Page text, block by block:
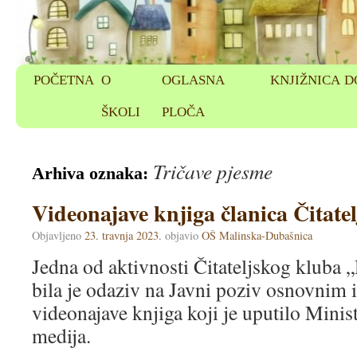
POČETNA O
ŠKOLI
OGLASNA
PLOČA
KNJIŽNICA
Arhiva oznaka: Tričave pjesme
Videonajave knjiga članica
Objavljeno 23. travnja 2023. objavio OŠ Malinska-Dubašnica
Jedna od aktivnosti Čitateljskog kluba
bila je odaziv na Javni poziv osnovnim
videonajave knjiga koji je uputilo
medija.